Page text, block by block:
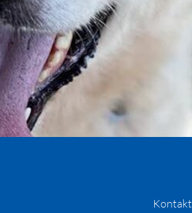
Kontakt